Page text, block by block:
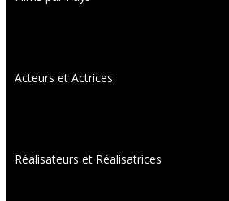
Acteurs et Actrices
Réalisateurs et Réalisatrices